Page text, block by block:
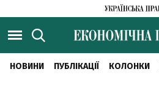
НОВИНИ ПУБЛІКАЦІЇ КОЛОНКИ